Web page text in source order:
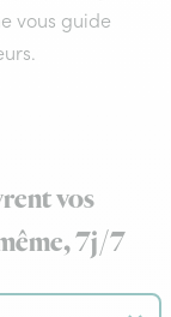
vous guide
vos
7j/7